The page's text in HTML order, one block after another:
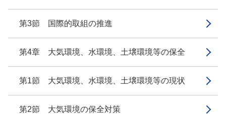
第3節 国際的取組の推進
第4章 大気環境、水環境、土壌環境等の保全
第1節 大気環境、水環境、土壌環境等の現状
第2節 大気環境の保全対策